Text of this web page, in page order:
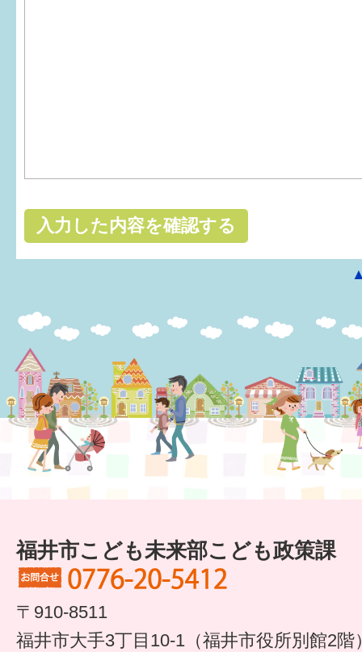
福井市こども未来部こども政策課
〒910-8511
福井市大手3丁目10-1（福井市役所別館2階